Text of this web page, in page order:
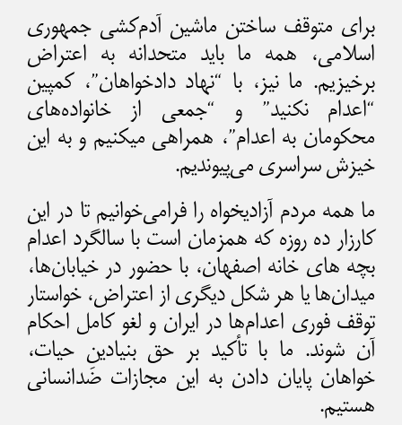
برای متوقف ساختن ماشین آدم‌کشی جمهوری
اسلامی، همه ما باید متحدانه به اعتراض
برخیزیم. ما نیز، با “نهاد دادخواهان”، کمپین
“اعدام نکنید” و “جمعی از خانواده‌های
محکومان به اعدام”، همراهی میکنیم و به این
خیزش سراسری می‌پیوندیم.
ما همه مردم آزادیخواه را فرامی‌خوانیم تا در این
کارزار ده روزه که همزمان است با سالگرد اعدام
بچه های خانه اصفهان، با حضور در خیابان‌ها،
میدان‌ها یا هر شکل دیگری از اعتراض، خواستار
توقف فوری اعدام‌ها در ایران و لغو کامل احکام
آن شوند. ما با تأکید بر حق بنیادینِ حیات،
خواهان پایان دادن به این مجازات ضدانسانی
هستیم.